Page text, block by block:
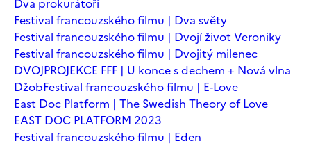
Festival francouzského filmu | Dva světy
Festival francouzského filmu | Dvojí život Veroniky
Festival francouzského filmu | Dvojitý milenec
DVOJPROJEKCE FFF | U konce s dechem + Nová vlna
DžobFestival francouzského filmu | E-Love
East Doc Platform | The Swedish Theory of Love
EAST DOC PLATFORM 2023
Festival francouzského filmu | Eden